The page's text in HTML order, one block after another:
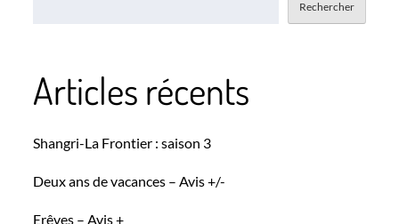
Rechercher
Articles récents
Shangri-La Frontier : saison 3
Deux ans de vacances – Avis +/-
Erêves – Avis +